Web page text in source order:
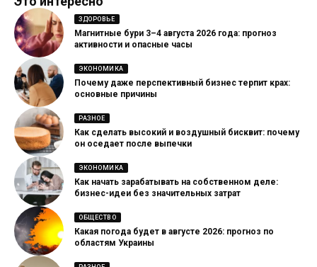
ЗДОРОВЬЕ
Магнитные бури 3–4 августа 2026 года: прогноз
активности и опасные часы
ЭКОНОМИКА
Почему даже перспективный бизнес терпит крах:
основные причины
РАЗНОЕ
Как сделать высокий и воздушный бисквит: почему
он оседает после выпечки
ЭКОНОМИКА
Как начать зарабатывать на собственном деле:
бизнес-идеи без значительных затрат
ОБЩЕСТВО
Какая погода будет в августе 2026: прогноз по
областям Украины